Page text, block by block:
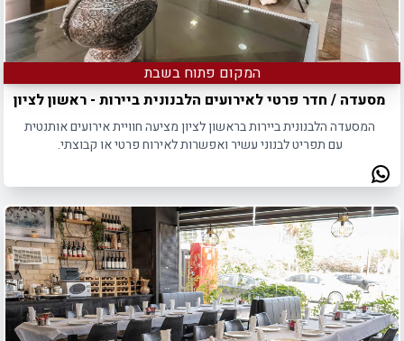
המקום פתוח בשבת
מסעדה / חדר פרטי לאירועים הלבנונית ביירות - ראשון לציון
המסעדה הלבנונית ביירות בראשון לציון מציעה חוויית אירועים אותנטית
עם תפריט לבנוני עשיר ואפשרות לאירוח פרטי או קבוצתי.